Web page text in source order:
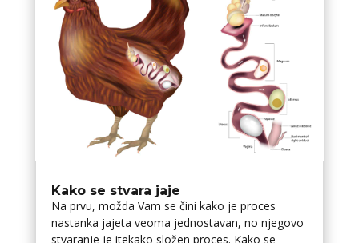
Kako se stvara jaje
Na prvu, možda Vam se čini kako je proces
nastanka jajeta veoma jednostavan, no njegovo
stvaranje je itekako složen proces. Kako se